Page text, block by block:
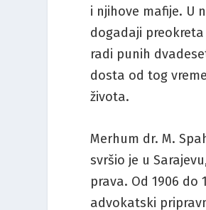
i njihove mafije. U
dogadaji
radi punih
dosta od tog
života.
Merhum dr. M.
svršio je u
prava. Od 1906
advokatski